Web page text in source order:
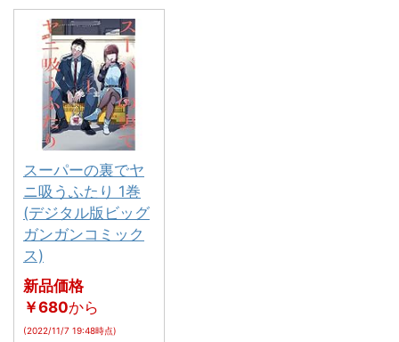
スーパーの裏でヤ
ニ吸うふたり 1巻
(デジタル版ビッグ
ガンガンコミック
ス)
新品価格
￥680から
(2022/11/7 19:48時点)